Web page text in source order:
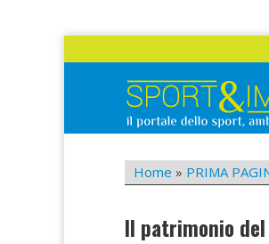
Home » PRIMA
Il patrimonio